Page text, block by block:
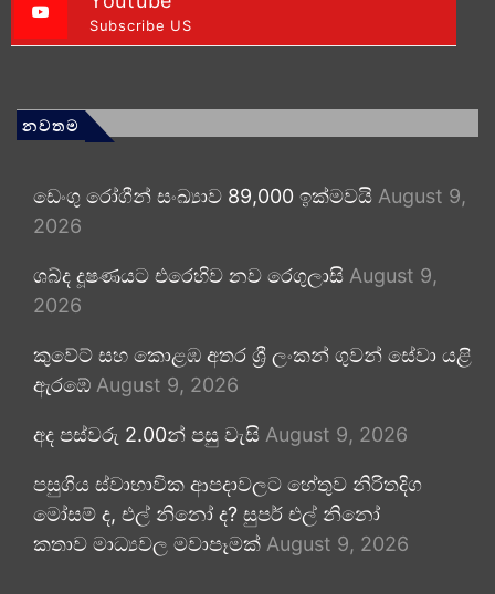
Subscribe US
නවතම
ඩෙංගු රෝගීන් සංඛ්‍යාව 89,000 ඉක්මවයි August 9,
2026
ශබ්ද දූෂණයට එරෙහිව නව රෙගුලාසි August 9,
2026
කුවේට් සහ කොළඹ අතර ශ්‍රී ලංකන් ගුවන් සේවා යළි
ඇරඹේ August 9, 2026
අද පස්වරු 2.00න් පසු වැසි August 9, 2026
පසුගිය ස්වාභාවික ආපදාවලට හේතුව නිරිතදිග
මෝසම් ද, එල් නිනෝ ද? සුපර් එල් නිනෝ
කතාව මාධ්‍යවල මවාපෑමක් August 9, 2026